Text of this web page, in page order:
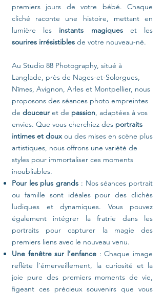
premiers jours de votre bébé. Chaque
cliché raconte une histoire, mettant en
lumière les instants magiqueset les
sourires irrésistibles de votre nouveau-né.
Au Studio 88 Photography, situé à
Langlade, près de Nages-et-Solorgues,
Nîmes, Avignon, Arles et Montpellier, nous
proposons des séances photo empreintes
de douceur et de passion, adaptées à vos
envies. Que vous cherchiez des portraits
intimes et douxou des mises en scène plus
artistiques, nous offrons une variété de
styles pour immortaliser ces moments
inoubliables.
Pour les plus grands : Nos séances portrait
ou famille sont idéales pour des clichés
ludiques et dynamiques. Vous pouvez
également intégrer la fratrie dans les
portraits pour capturer la magie des
premiers liens avec le nouveau venu.
Une fenêtre sur l’enfance : Chaque image
reflète l’émerveillement, la curiosité et la
joie pure des premiers moments de vie,
figeant ces précieux souvenirs que vous